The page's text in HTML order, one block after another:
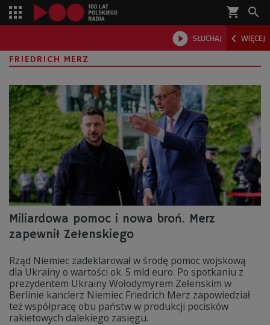
shopping_cart 
 SŁUCHAJ  WIĘCEJ

FRIEDRICH MERZ
Miliardowa pomoc i nowa broń. Merz
zapewnił Zełenskiego
Rząd Niemiec zadeklarował w środę pomoc wojskową
dla Ukrainy o wartości ok. 5 mld euro. Po spotkaniu z
prezydentem Ukrainy Wołodymyrem Zełenskim w
Berlinie kanclerz Niemiec Friedrich Merz zapowiedział
też współpracę obu państw w produkcji pocisków
rakietowych dalekiego zasięgu.